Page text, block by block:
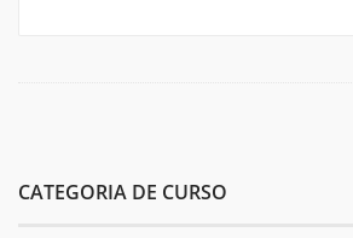
CATEGORIA DE CURSO